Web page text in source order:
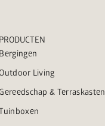
PRODUCTEN
Bergingen
Outdoor Living
Gereedschap & Terraskasten